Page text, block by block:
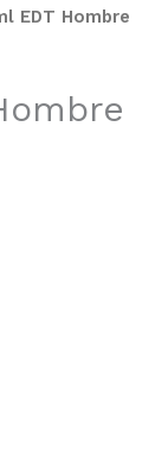
EDT Hombre